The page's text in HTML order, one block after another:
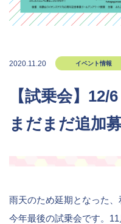
2020.11.20 イベント情報
【試乗会】
まだまだ追加
雨天のため延期となった、
今年最後の試乗会です。